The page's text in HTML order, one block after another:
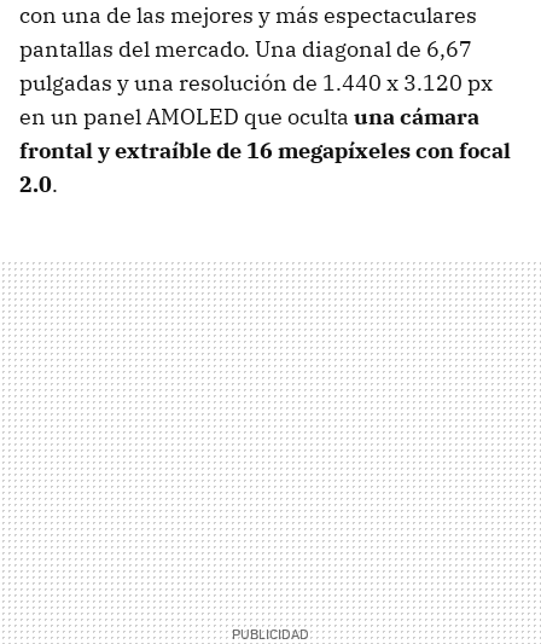
con una de las mejores y más espectaculares
pantallas del mercado. Una diagonal de 6,67
pulgadas y una resolución de 1.440 x 3.120 px
en un panel AMOLED que oculta una cámara
frontal y extraíble de 16 megapíxeles con focal
2.0.